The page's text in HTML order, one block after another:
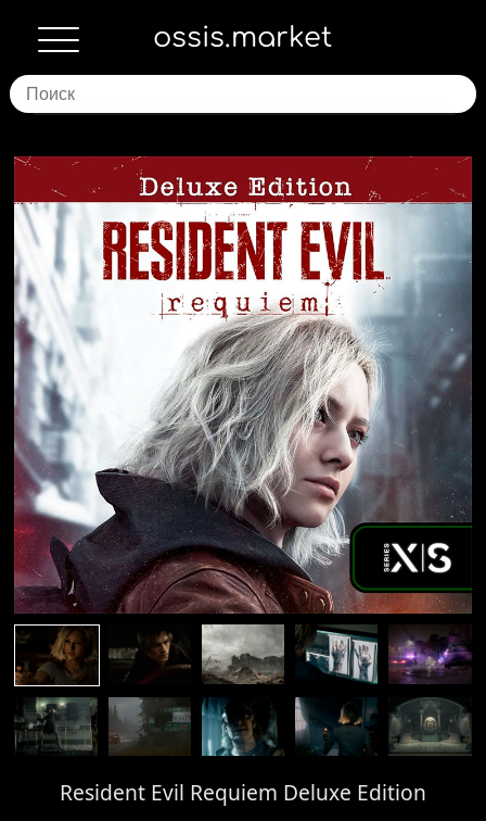
ossis.market
Resident Evil Requiem Deluxe Edition